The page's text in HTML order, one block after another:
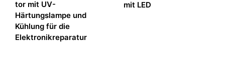
tor mit UV-
Härtungslampe und
Kühlung für die
Elektronikreparatur
mit LED